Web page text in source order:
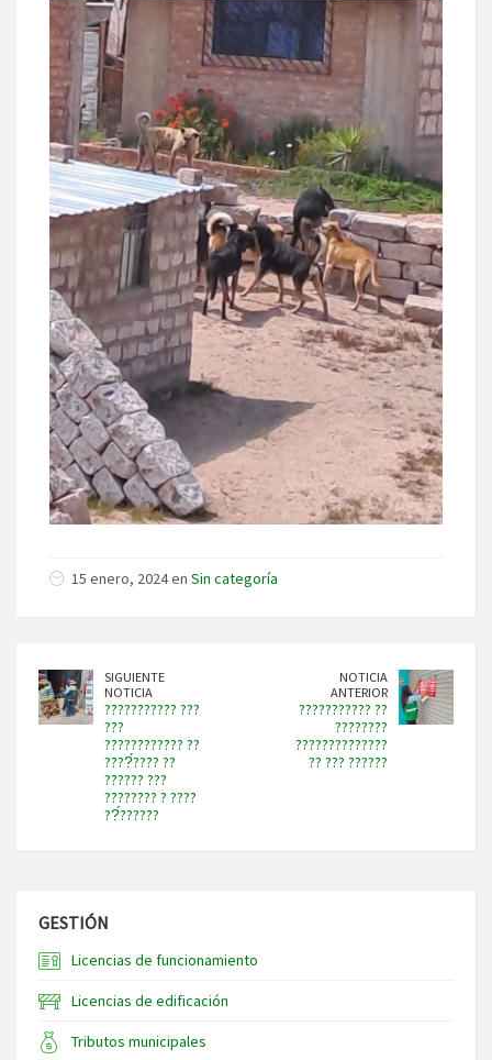
15 enero, 2024 en Sin categoría
SIGUIENTE
NOTICIA
??????????? ???
???
???????????? ??
????́???? ??
?????? ???
???????? ? ????
??́??????
NOTICIA
ANTERIOR
??????????? ??
????????
??????????????
?? ??? ??????
GESTIÓN
Licencias de funcionamiento
Licencias de edificación
Tributos municipales